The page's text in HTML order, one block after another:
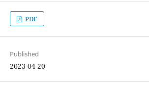
PDF
Published
2023-04-20